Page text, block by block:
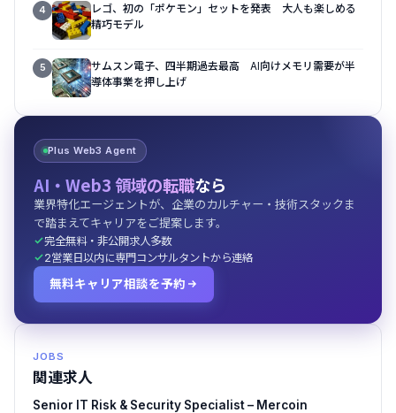
4
レゴ、初の「ポケモン」セットを発表 大人も楽しめる
精巧モデル
5
サムスン電子、四半期過去最高 AI向けメモリ需要が半
導体事業を押し上げ
Plus Web3 Agent
AI・Web3 領域の転職なら
業界特化エージェントが、企業のカルチャー・技術スタックま
で踏まえてキャリアをご提案します。
完全無料・非公開求人多数
2営業日以内に専門コンサルタントから連絡
無料キャリア相談を予約
JOBS
関連求人
Senior IT Risk & Security Specialist – Mercoin